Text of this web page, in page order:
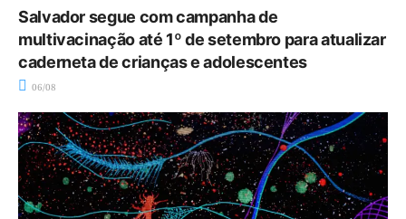
Salvador segue com campanha de
multivacinação até 1º de setembro para atualizar
caderneta de crianças e adolescentes
06/08